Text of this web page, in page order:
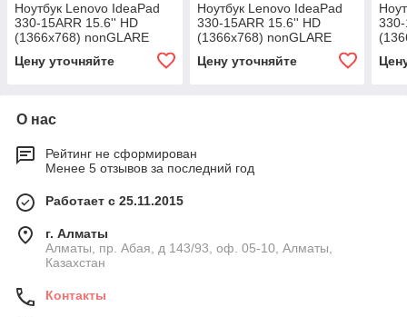
Ноутбук Lenovo IdeaPad
330-15ARR 15.6'' HD
(1366x768) nonGLARE
Цену уточняйте
Ноутбук Lenovo IdeaPad
330-15ARR 15.6'' HD
(1366x768) nonGLARE
Цену уточняйте
О нас
Рейтинг не сформирован
Менее 5 отзывов за последний год
Работает с 25.11.2015
г. Алматы
Алматы, пр. Абая, д 143/93, оф. 05-10, Алматы,
Казахстан
Контакты